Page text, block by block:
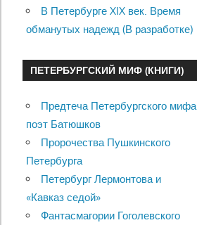
В Петербурге XIX век. Время
обманутых надежд (В разработке)
ПЕТЕРБУРГСКИЙ МИФ (КНИГИ)
Предтеча Петербургского мифа
поэт Батюшков
Пророчества Пушкинского
Петербурга
Петербург Лермонтова и
«Кавказ седой»
Фантасмагории Гоголевского